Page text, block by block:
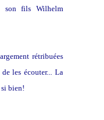
fils Wilhelm
rétribuées
les écouter... La
si bien!